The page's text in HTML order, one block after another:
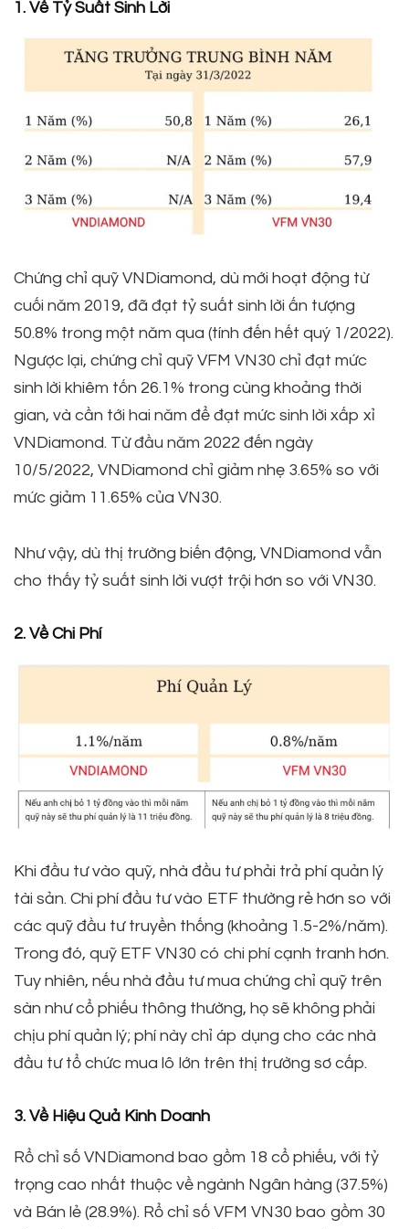
1. Về Tỷ Suất Sinh Lời
Chứng chỉ quỹ VNDiamond, dù mới hoạt động từ
cuối năm 2019, đã đạt tỷ suất sinh lời ấn tượng
50.8% trong một năm qua (tính đến hết quý 1/2022).
Ngược lại, chứng chỉ quỹ VFM VN30 chỉ đạt mức
sinh lời khiêm tốn 26.1% trong cùng khoảng thời
gian, và cần tới hai năm để đạt mức sinh lời xấp xỉ
VNDiamond. Từ đầu năm 2022 đến ngày
10/5/2022, VNDiamond chỉ giảm nhẹ 3.65% so với
mức giảm 11.65% của VN30.
Như vậy, dù thị trường biến động, VNDiamond vẫn
cho thấy tỷ suất sinh lời vượt trội hơn so với VN30.
2. Về Chi Phí
Khi đầu tư vào quỹ, nhà đầu tư phải trả phí quản lý
tài sản. Chi phí đầu tư vào ETF thường rẻ hơn so với
các quỹ đầu tư truyền thống (khoảng 1.5-2%/năm).
Trong đó, quỹ ETF VN30 có chi phí cạnh tranh hơn.
Tuy nhiên, nếu nhà đầu tư mua chứng chỉ quỹ trên
sàn như cổ phiếu thông thường, họ sẽ không phải
chịu phí quản lý; phí này chỉ áp dụng cho các nhà
đầu tư tổ chức mua lô lớn trên thị trường sơ cấp.
3. Về Hiệu Quả Kinh Doanh
Rổ chỉ số VNDiamond bao gồm 18 cổ phiếu, với tỷ
trọng cao nhất thuộc về ngành Ngân hàng (37.5%)
và Bán lẻ (28.9%). Rổ chỉ số VFM VN30 bao gồm 30